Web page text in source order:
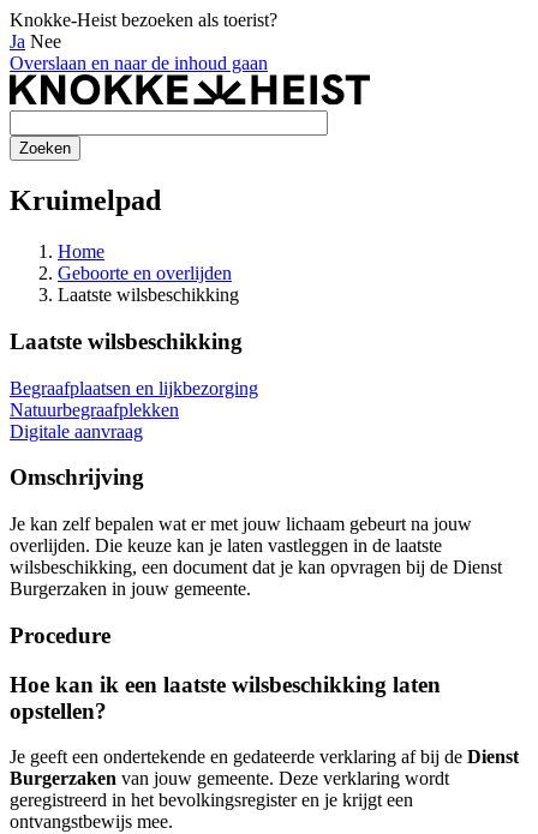
Knokke-Heist bezoeken als toerist?
Ja Nee
Overslaan en naar de inhoud gaan
Kruimelpad
Home
Geboorte en overlijden
Laatste wilsbeschikking
Laatste wilsbeschikking
Begraafplaatsen en lijkbezorging
Natuurbegraafplekken
Digitale aanvraag
Omschrijving
Je kan zelf bepalen wat er met jouw lichaam gebeurt na jouw
overlijden. Die keuze kan je laten vastleggen in de laatste
wilsbeschikking, een document dat je kan opvragen bij de Dienst
Burgerzaken in jouw gemeente.
Procedure
Hoe kan ik een laatste wilsbeschikking laten
opstellen?
Je geeft een ondertekende en gedateerde verklaring af bij de Dienst
Burgerzaken van jouw gemeente. Deze verklaring wordt
geregistreerd in het bevolkingsregister en je krijgt een
ontvangstbewijs mee.